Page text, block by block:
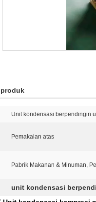
Unit kondensasi berpendingin
Pemakaian atas
Pabrik Makanan & Minuman,
unit kondensasi